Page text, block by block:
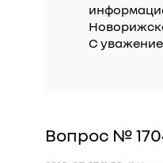
С
Вопрос №